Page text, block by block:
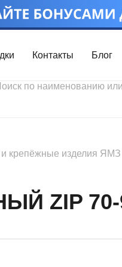
Контакты Блог
крепёжные изделия ЯМЗ
ZIP 70-